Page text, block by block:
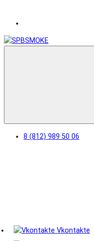
8 (812) 989 50 06
Vkontakte